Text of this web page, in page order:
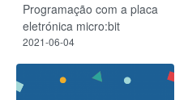
Programação com a placa
eletrónica micro:bit
2021-06-04